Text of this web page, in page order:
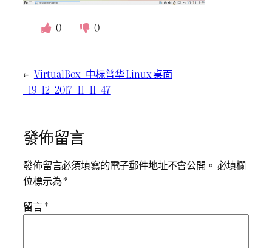
0 0
← VirtualBox_中标普华 Linux 桌面
_19_12_2017_11_11_47
發佈留言
發佈留言必須填寫的電子郵件地址不會公開。 必填欄
位標示為*
留言*